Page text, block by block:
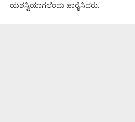
ಯಶಸ್ವಿಯಾಗಲೆಂದು ಹಾರೈಸಿದರು.